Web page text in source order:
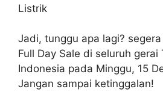
Listrik
Jadi, tunggu apa lagi?
Full Day Sale di seluruh
Indonesia pada Minggu, 15
Jangan sampai ketinggalan!